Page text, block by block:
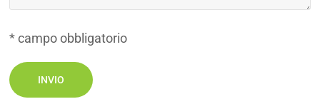
* campo obbligatorio